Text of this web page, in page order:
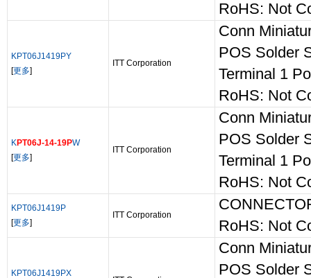
RoHS: Not
KPT06J1419PY
[更多]
ITT Corporation
Conn
POS Solder
Terminal 1
RoHS: Not
KPT06J-14-19PW
[更多]
ITT Corporation
Conn
POS Solder
Terminal 1
RoHS: Not
KPT06J1419P
[更多]
ITT Corporation
RoHS: Not
KPT06J1419PX
Conn
POS Solder